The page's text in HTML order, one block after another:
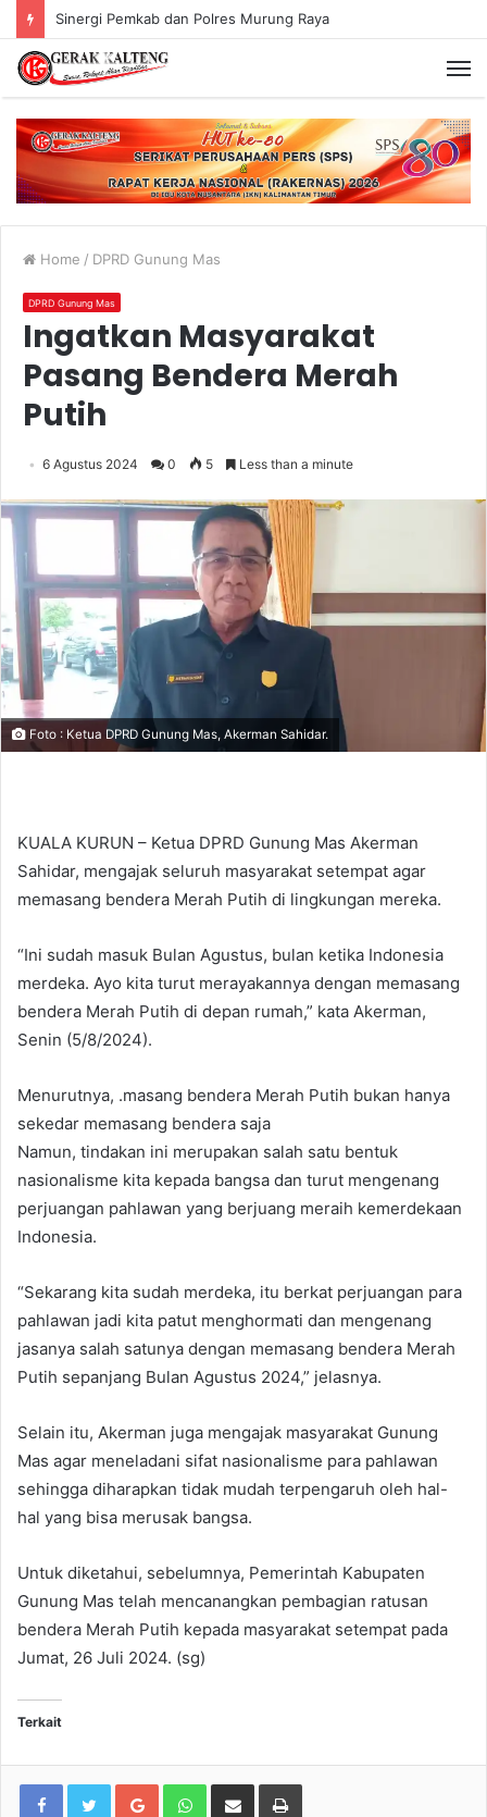
Sinergi Pemkab dan Polres Murung Raya
Home / DPRD Gunung Mas
DPRD Gunung Mas
Ingatkan Masyarakat
Pasang Bendera Merah
Putih
6 Agustus 2024 0 5 Less than a minute
Foto : Ketua DPRD Gunung Mas, Akerman Sahidar.
KUALA KURUN – Ketua DPRD Gunung Mas Akerman
Sahidar, mengajak seluruh masyarakat setempat agar
memasang bendera Merah Putih di lingkungan mereka.
“Ini sudah masuk Bulan Agustus, bulan ketika Indonesia
merdeka. Ayo kita turut merayakannya dengan memasang
bendera Merah Putih di depan rumah,” kata Akerman,
Senin (5/8/2024).
Menurutnya, .masang bendera Merah Putih bukan hanya
sekedar memasang bendera saja
Namun, tindakan ini merupakan salah satu bentuk
nasionalisme kita kepada bangsa dan turut mengenang
perjuangan pahlawan yang berjuang meraih kemerdekaan
Indonesia.
“Sekarang kita sudah merdeka, itu berkat perjuangan para
pahlawan jadi kita patut menghormati dan mengenang
jasanya salah satunya dengan memasang bendera Merah
Putih sepanjang Bulan Agustus 2024,” jelasnya.
Selain itu, Akerman juga mengajak masyarakat Gunung
Mas agar meneladani sifat nasionalisme para pahlawan
sehingga diharapkan tidak mudah terpengaruh oleh hal-
hal yang bisa merusak bangsa.
Untuk diketahui, sebelumnya, Pemerintah Kabupaten
Gunung Mas telah mencanangkan pembagian ratusan
bendera Merah Putih kepada masyarakat setempat pada
Jumat, 26 Juli 2024. (sg)
Terkait
Google+WhatsApp
Share via Email Print